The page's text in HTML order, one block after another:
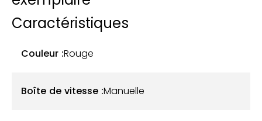
Caractéristiques
Couleur :Rouge
Boîte de vitesse :Manuelle